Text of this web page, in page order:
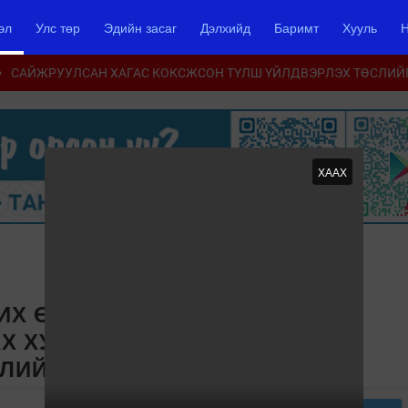
Улс төр Эдийн засаг Дэлхийд Баримт Хууль
ХААХ
САЙЖРУУЛСАН ХАГАС КОКСЖСОН ТҮЛШ ҮЙЛДВЭРЛЭХ
ӨГӨГДӨЛД СУУРИЛСАН
ХУУЛЬД НЭМЭЛТ ӨӨРЧЛӨЛТ
УИХ-Д ӨРГӨН МЭДҮҮЛНЭ